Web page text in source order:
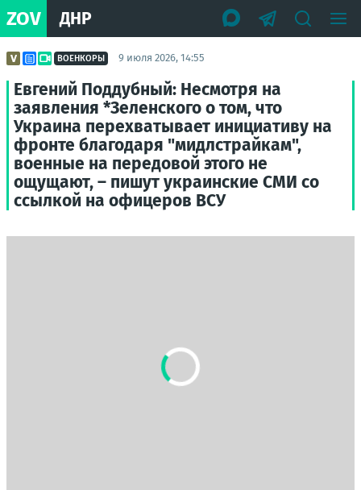
ZOV ДНР
ВОЕНКОРЫ 9 июля 2026, 14:55
Евгений Поддубный: Несмотря на
заявления *Зеленского о том, что
Украина перехватывает инициативу на
фронте благодаря "мидлстрайкам",
военные на передовой этого не
ощущают, – пишут украинские СМИ со
ссылкой на офицеров ВСУ